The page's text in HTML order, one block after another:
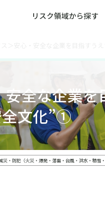
リスク領域から探す
ィ経営支援
害福祉／子ども・児童福祉等
安全
安全な企業
全文化”①
災・防犯（火災・爆発・落雷・台風・洪水・積雪・